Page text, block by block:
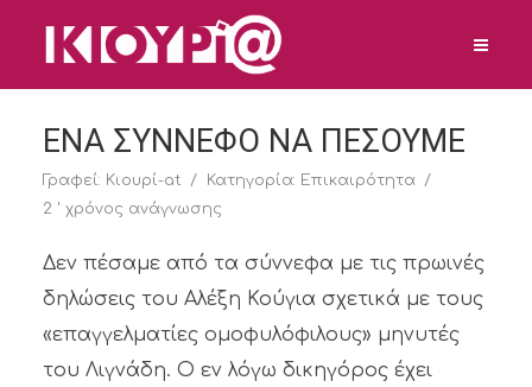
ΕΝΑ ΣΥΝΝΕΦΟ ΝΑ ΠΕΣΟΥΜΕ
Γραφεί: Κιουρί-at Κατηγορία: Επικαιρότητα
2 ' χρόνος ανάγνωσης
Δεν πέσαμε από τα σύννεφα με τις πρωινές
δηλώσεις του Αλέξη Κούγια σχετικά με τους
«επαγγελματίες ομοφυλόφιλους» μηνυτές
του Λιγνάδη. Ο εν λόγω δικηγόρος έχει